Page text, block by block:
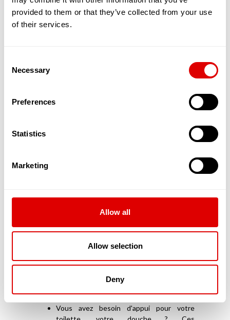
provided to them or that they’ve collected from your use
of their services.
Selection
Necessary
Preferences
Statistics
Marketing
Allow all
Allow selection
Deny
Heureusement que les infirmiers sont là
pour préparer vos piluliers afin que vous
puissiez vous soigner en toute sécurité et
déléguée aux Auxiliaires de Vie à Domicile.
mal et avez besoin de soins pour faire vos
pansements ou les changer ? Ces
Vous êtes en situation de handicap ? Tous
attentifs et empathiques pour arriver à ce
que vos soins soient les meilleurs
une maladie chronique ? Les infirmiers
peuvent aussi réaliser toutes les
Vous ou votre conjoint souffrez de la
maladie d'Alzheimer ? Certaines équipes
accompagnement (ESA – Équipes
Spécialisées Alzheimer-) à votre domicile et
vous aide vous, l'Aidant familial, mais aussi
votre proche, malade.
Vous avez besoin d'appui pour votre